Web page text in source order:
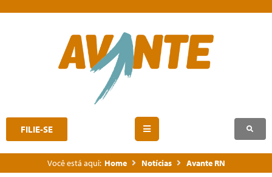
FILIE-SE
Você está aqui: Home Notícias Avante RN